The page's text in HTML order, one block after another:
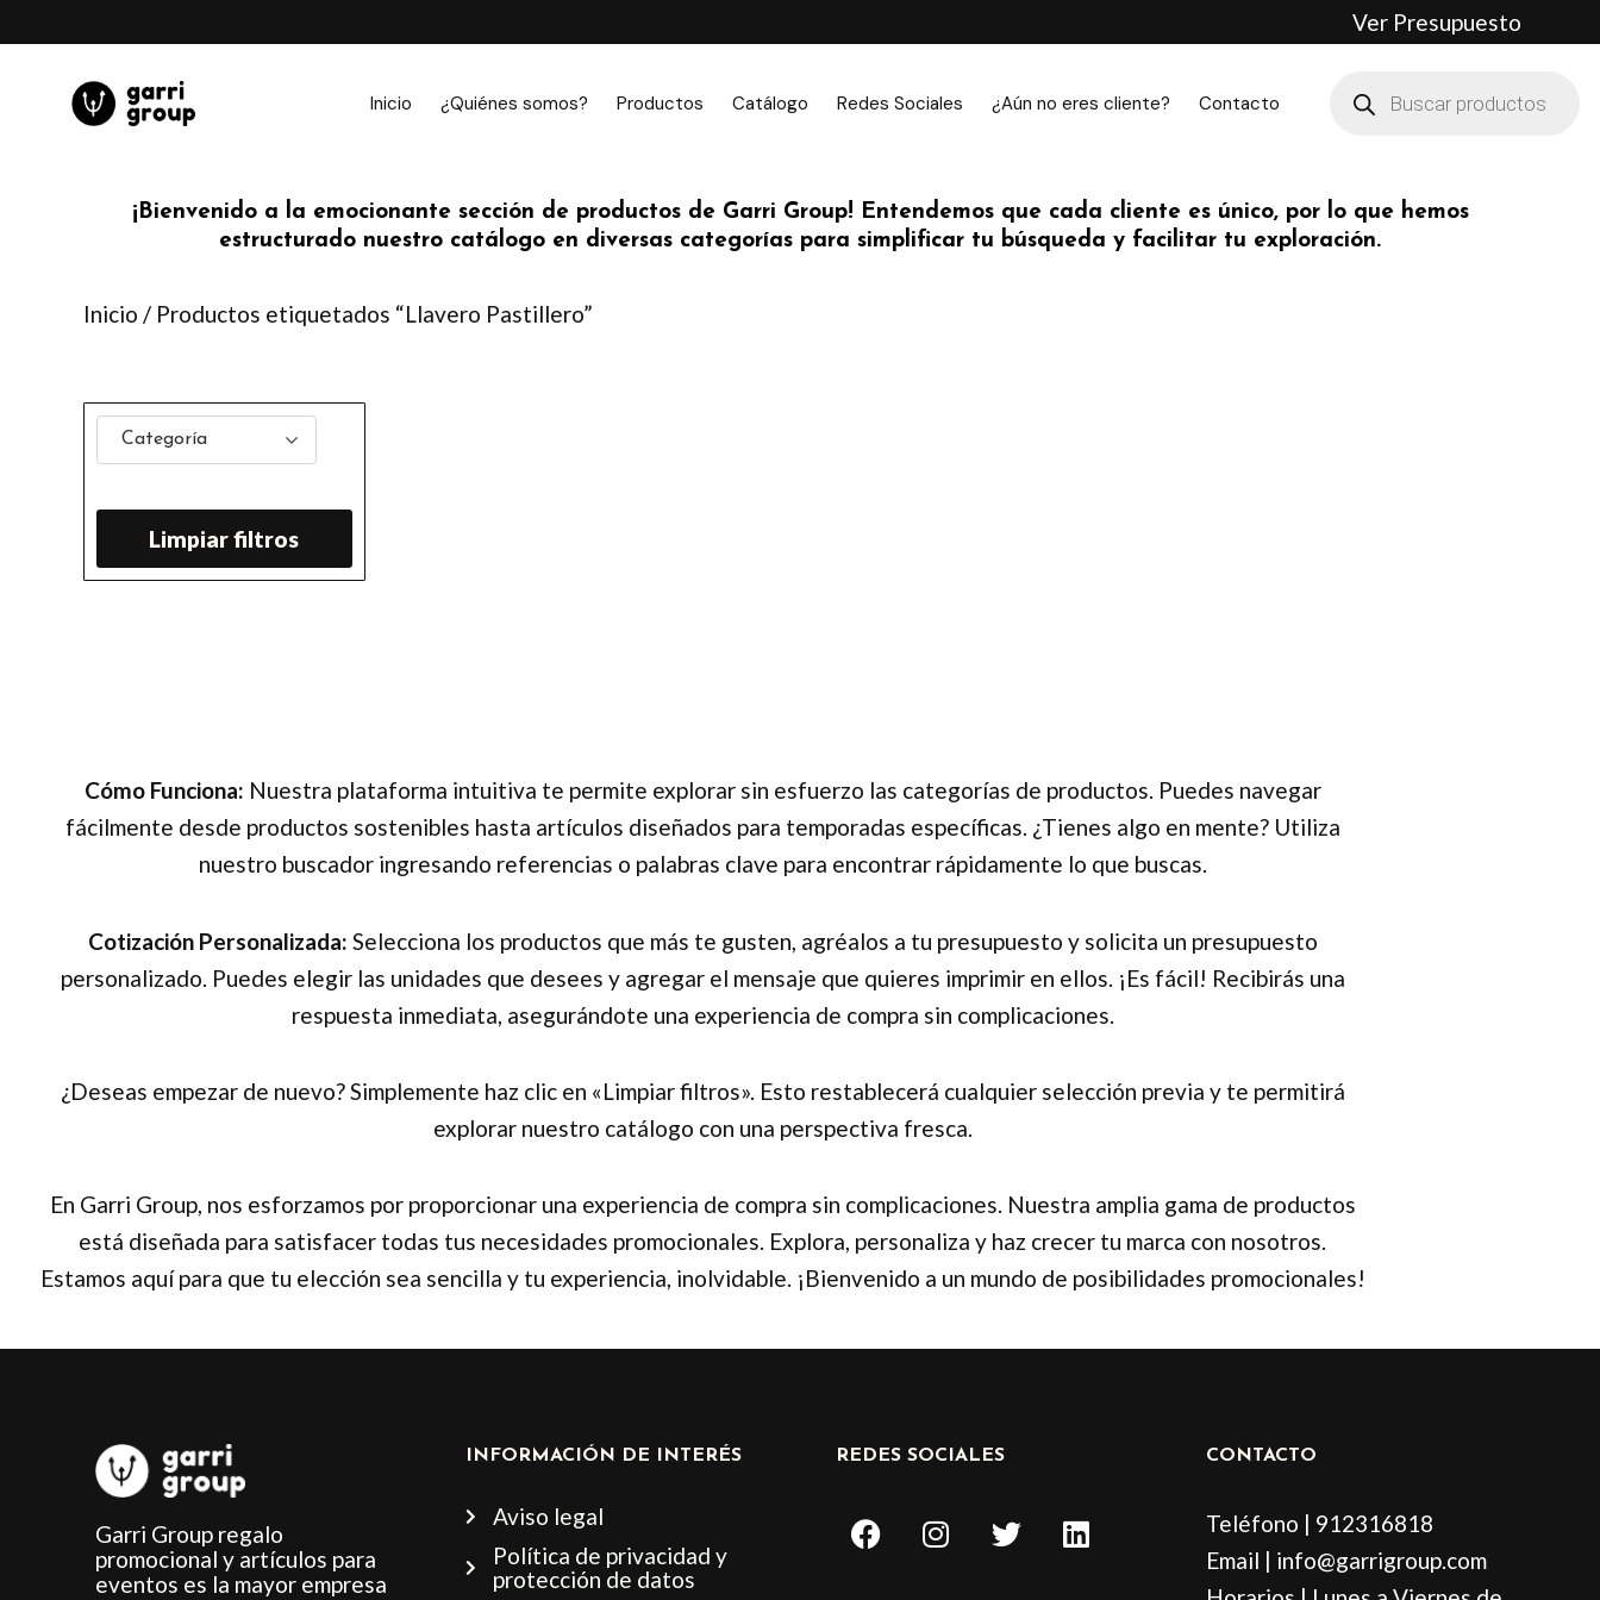
contenido
Ver Presupuesto
Inicio ¿Quiénes somos? Productos Catálogo Redes Sociales ¿Aún no eres cliente? Contacto
de
productos
¡Bienvenido a la emocionante sección de productos de Garri Group! Entendemos que cada cliente es único, por lo que hemos
estructurado nuestro catálogo en diversas categorías para simplificar tu búsqueda y facilitar tu exploración.
Inicio / Productos etiquetados “Llavero Pastillero”
Categoría
Limpiar filtros
Cómo Funciona: Nuestra plataforma intuitiva te permite explorar sin esfuerzo las categorías de productos. Puedes navegar
fácilmente desde productos sostenibles hasta artículos diseñados para temporadas específicas. ¿Tienes algo en mente? Utiliza
nuestro buscador ingresando referencias o palabras clave para encontrar rápidamente lo que buscas.
Cotización Personalizada: Selecciona los productos que más te gusten, agréalos a tu presupuesto y solicita un presupuesto
personalizado. Puedes elegir las unidades que desees y agregar el mensaje que quieres imprimir en ellos. ¡Es fácil! Recibirás una
respuesta inmediata, asegurándote una experiencia de compra sin complicaciones.
¿Deseas empezar de nuevo? Simplemente haz clic en «Limpiar filtros». Esto restablecerá cualquier selección previa y te permitirá
explorar nuestro catálogo con una perspectiva fresca.
En Garri Group, nos esforzamos por proporcionar una experiencia de compra sin complicaciones. Nuestra amplia gama de productos
está diseñada para satisfacer todas tus necesidades promocionales. Explora, personaliza y haz crecer tu marca con nosotros.
Estamos aquí para que tu elección sea sencilla y tu experiencia, inolvidable. ¡Bienvenido a un mundo de posibilidades promocionales!
Garri Group regalo
promocional y artículos para
eventos es la mayor empresa
INFORMACIÓN DE INTERÉS
Aviso legal
Política de privacidad y
protección de datos
REDES SOCIALES
F
a
I
n
T
w
L
i
CONTACTO
Teléfono | 912316818
Email | info@garrigroup.com